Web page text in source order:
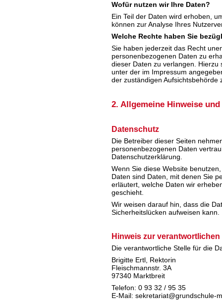
Wofür nutzen wir Ihre Daten?
Ein Teil der Daten wird erhoben,
können zur Analyse Ihres
Welche Rechte haben Sie
Sie haben jederzeit das Recht
personenbezogenen Daten zu
dieser Daten zu verlangen.
unter der im Impressum
der zuständigen Aufsichtsbehörde
2. Allgemeine Hinweise
Datenschutz
Die Betreiber dieser Seiten
personenbezogenen Daten
Datenschutzerklärung.
Wenn Sie diese Website
Daten sind Daten, mit denen Sie
erläutert, welche Daten wir
geschieht.
Wir weisen darauf hin, dass die
Sicherheitslücken aufweisen
Hinweis zur verantwortlichen
Die verantwortliche Stelle für die
Brigitte Ertl, Rektorin
Fleischmannstr. 3A
97340 Marktbreit
Telefon: 0 93 32 / 95 35
E-Mail: sekretariat@grundschule-